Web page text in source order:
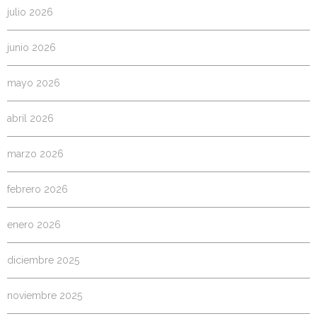
julio 2026
junio 2026
mayo 2026
abril 2026
marzo 2026
febrero 2026
enero 2026
diciembre 2025
noviembre 2025